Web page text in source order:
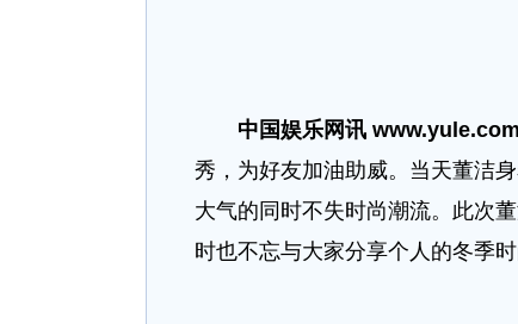
中国娱乐网讯
秀，为好友加油助威。当天董洁
大气的同时不失时尚潮流。此次
时也不忘与大家分享个人的冬季